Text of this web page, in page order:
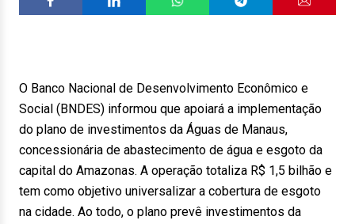
O Banco Nacional de Desenvolvimento Econômico e
Social (BNDES) informou que apoiará a implementação
do plano de investimentos da Águas de Manaus,
concessionária de abastecimento de água e esgoto da
capital do Amazonas. A operação totaliza R$ 1,5 bilhão e
tem como objetivo universalizar a cobertura de esgoto
na cidade. Ao todo, o plano prevê investimentos da